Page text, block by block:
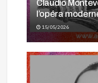
Claudio
l’opéra
15/05/2026